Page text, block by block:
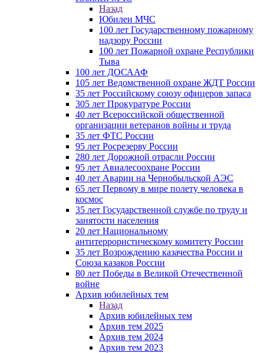
Назад
Юбилеи МЧС
100 лет Государственному пожарному
надзору России
100 лет Пожарной охране Республики
Тыва
100 лет ДОСААФ
105 лет Ведомственной охране ЖДТ России
35 лет Российскому союзу офицеров запаса
305 лет Прокуратуре России
40 лет Всероссийской общественной
организации ветеранов войны и труда
35 лет ФТС России
95 лет Росрезерву России
280 лет Дорожной отрасли России
95 лет Авиалесоохране России
40 лет Аварии на Чернобыльской АЭС
65 лет Первому в мире полету человека в
космос
35 лет Государственной службе по труду и
занятости населения
20 лет Национальному
антитеррористическому комитету России
35 лет Возрождению казачества России и
Союза казаков России
80 лет Победы в Великой Отечественной
войне
Архив юбилейных тем
Назад
Архив юбилейных тем
Архив тем 2025
Архив тем 2024
Архив тем 2023